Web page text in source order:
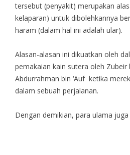
tersebut (penyakit) merupakan
kelaparan) untuk dibolehkannya
haram (dalam hal ini adalah ular).
Alasan-alasan ini dikuatkan oleh
pemakaian kain sutera oleh Zubeir
Abdurrahman bin ‘Auf ketika
dalam sebuah perjalanan.
Dengan demikian, para ulama